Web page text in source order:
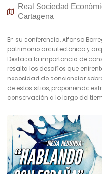
Real Sociedad
Cartagena
En su conferencia, Alfonso
patrimonio arquitectónico y
Destaca la importancia de
resalta los desafíos que
necesidad de concienciar
de estos sitios, proponiendo
conservación a lo largo del